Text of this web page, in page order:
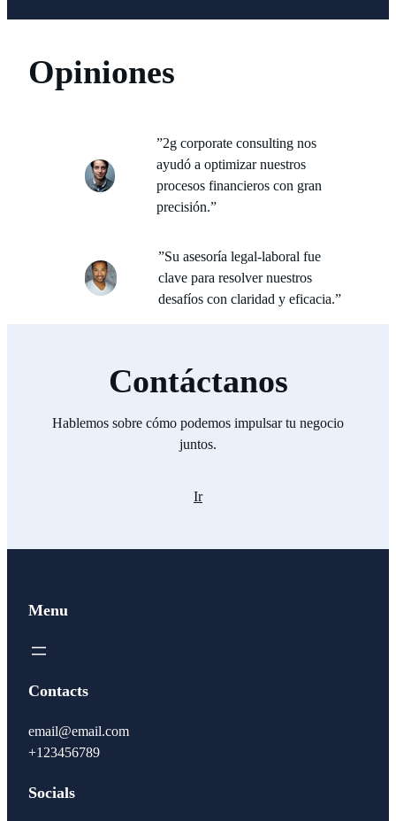
Opiniones
”2g corporate consulting nos
ayudó a optimizar nuestros
procesos financieros con gran
precisión.”
”Su asesoría legal-laboral fue
clave para resolver nuestros
desafíos con claridad y eficacia.”
Contáctanos
Hablemos sobre cómo podemos impulsar tu negocio
juntos.
Ir
Menu
Contacts
email@email.com
+123456789
Socials